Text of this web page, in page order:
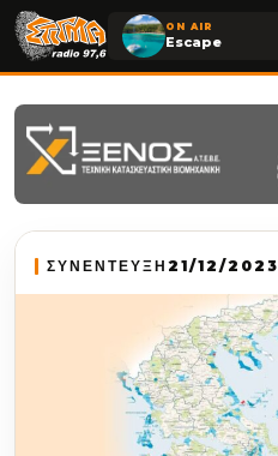
ON AIR
Escape
ΣΥΝΕΝΤΕΥΞΗ 21/12/2023